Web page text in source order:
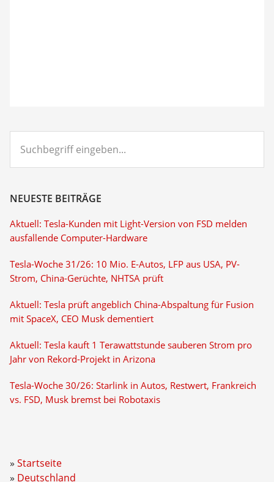
eingeben...
NEUESTE BEITRÄGE
Aktuell: Tesla-Kunden mit Light-Version von FSD melden
ausfallende Computer-Hardware
Tesla-Woche 31/26: 10 Mio. E-Autos, LFP aus USA, PV-
Strom, China-Gerüchte, NHTSA prüft
Aktuell: Tesla prüft angeblich China-Abspaltung für Fusion
mit SpaceX, CEO Musk dementiert
Aktuell: Tesla kauft 1 Terawattstunde sauberen Strom pro
Jahr von Rekord-Projekt in Arizona
Tesla-Woche 30/26: Starlink in Autos, Restwert, Frankreich
vs. FSD, Musk bremst bei Robotaxis
Startseite
Deutschland